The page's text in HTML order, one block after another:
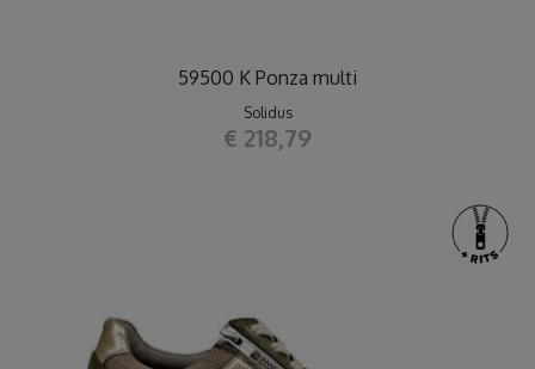
59500 K Ponza multi
Solidus
€ 218,79